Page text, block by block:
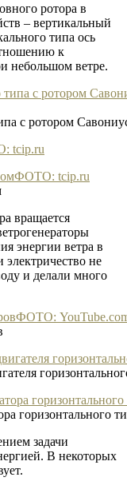
ротора в
– вертикальный
типа ось
к
небольшом ветре.
с ротором
tcip.ru
ФОТО: tcip.ru
вращается
энергии ветра в
не
и делали много
ФОТО:
горизонтального
задачи
В некоторых